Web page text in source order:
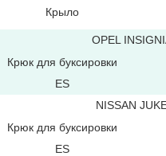
Крыло
OPEL
Крюк для буксировки
ES
NISSAN
Крюк для буксировки
ES